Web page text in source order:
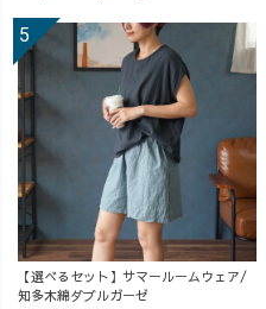
【選べるセット】サマールームウェア/
知多木綿ダブルガーゼ